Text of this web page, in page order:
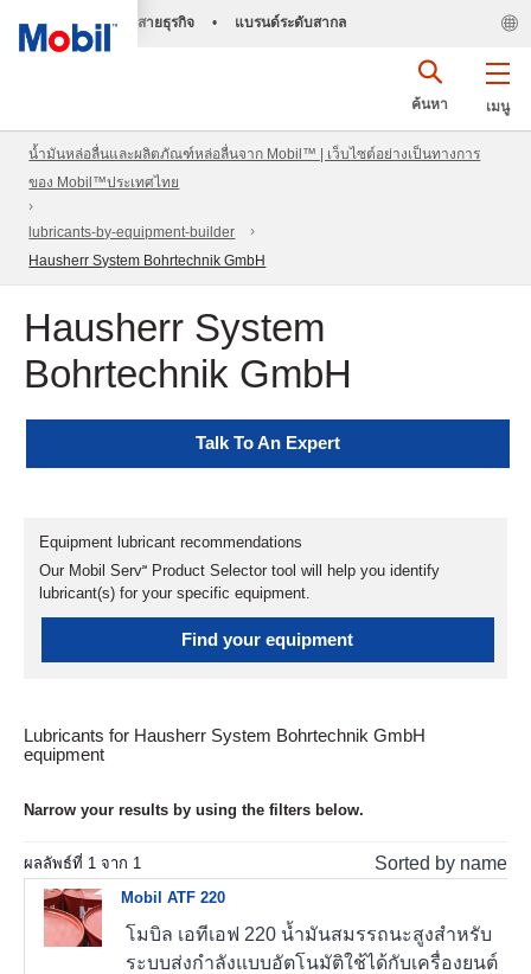
สายธุรกิจ • แบรนด์ระดับสากล
เมนู
ค้นหา
น้ำมันหล่อลื่นและผลิตภัณฑ์หล่อลื่นจาก Mobil™ | เว็บไซต์อย่างเป็นทางการ
ของ Mobil™ประเทศไทย
lubricants-by-equipment-builder
Hausherr System Bohrtechnik GmbH
Hausherr System
Bohrtechnik GmbH
Talk To An Expert
Equipment lubricant recommendations
Our Mobil Serv℠ Product Selector tool will help you identify
lubricant(s) for your specific equipment.
Find your equipment
Lubricants for Hausherr System Bohrtechnik GmbH
equipment
Narrow your results by using the filters below.
ผลลัพธ์ที่ 1 จาก 1 Sorted by name
Mobil ATF 220
โมบิล เอทีเอฟ 220 น้ำมันสมรรถนะสูงสำหรับ
ระบบส่งกำลังแบบอัตโนมัติใช้ได้กับเครื่องยนต์